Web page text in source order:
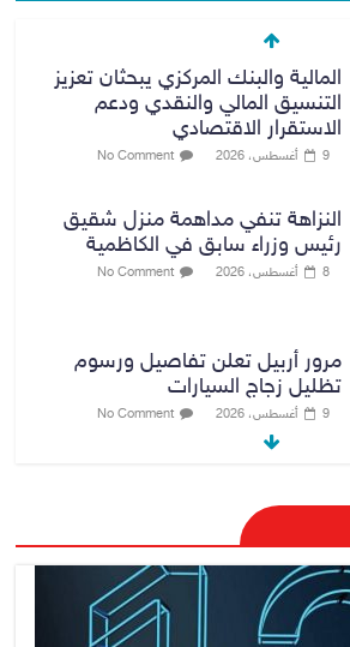
المالية والبنك المركزي يبحثان تعزيز
التنسيق المالي والنقدي ودعم
الاستقرار الاقتصادي
9 أغسطس، 2026 No Comment
النزاهة تنفي مداهمة منزل شقيق
رئيس وزراء سابق في الكاظمية
8 أغسطس، 2026 No Comment
مرور أربيل تعلن تفاصيل ورسوم
تظليل زجاج السيارات
9 أغسطس، 2026 No Comment
صدور أمر قبض بحق وزير العمل
السابق أحمد الأسدي